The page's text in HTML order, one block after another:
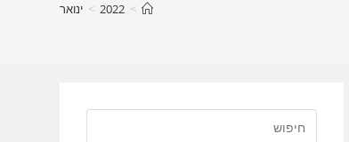
>
2022
> ינואר